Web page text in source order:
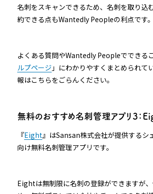
名刺をスキャンできるため、名刺を取り込
約できる点もWantedly Peopleの利点です。
よくある質問やWantedly Peopleでできる
ルプページ 」にわかりやすくまとめられて
報はこちらをごらんください。
無料のおすすめ名刺管理アプリ３：
『Eight 』はSansan株式会社が提供するシ
向け無料名刺管理アプリです。
Eightは無制限に名刺の登録ができますが